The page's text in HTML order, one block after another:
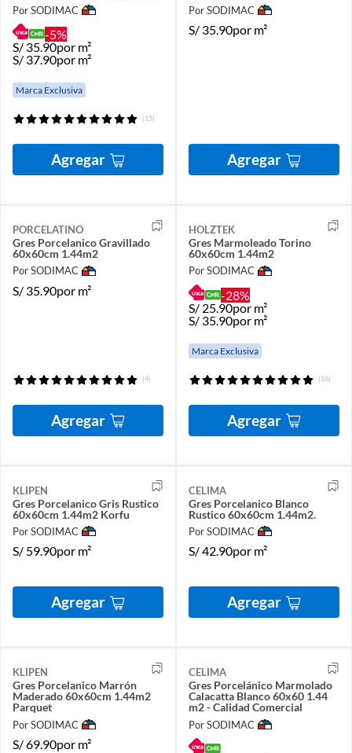
Por SODIMAC
-5%
S/ 35.90por m²
S/ 37.90por m²
Marca Exclusiva
(15)
Agregar
Por SODIMAC
S/ 35.90por m²
Agregar
PORCELATINO
Gres Porcelanico Gravillado
60x60cm 1.44m2
Por SODIMAC
S/ 35.90por m²
(4)
Agregar
HOLZTEK
Gres Marmoleado Torino
60x60cm 1.44m2
Por SODIMAC
-28%
S/ 25.90por m²
S/ 35.90por m²
Marca Exclusiva
(16)
Agregar
KLIPEN
Gres Porcelanico Gris Rustico
60x60cm 1.44m2 Korfu
Por SODIMAC
S/ 59.90por m²
Agregar
CELIMA
Gres Porcelanico Blanco
Rustico 60x60cm 1.44m2.
Por SODIMAC
S/42.90por m²
Agregar
KLIPEN
Gres Porcelanico Marrón
Maderado 60x60cm 1.44m2
Parquet
Por SODIMAC
S/69.90por m²
CELIMA
Gres Porcelánico Marmolado
Calacatta Blanco 60x60 1.44
m2 - Calidad Comercial
Por SODIMAC